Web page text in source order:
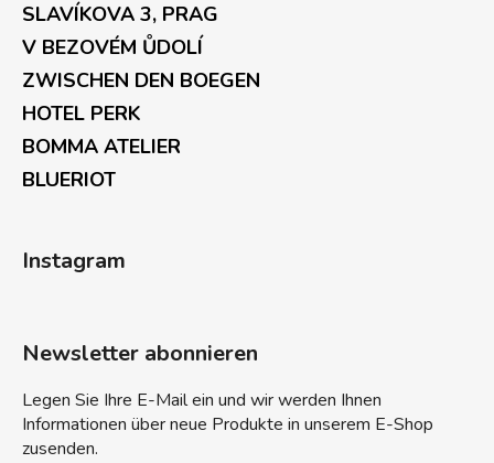
SLAVÍKOVA 3, PRAG
V BEZOVÉM ŮDOLÍ
ZWISCHEN DEN BOEGEN
HOTEL PERK
BOMMA ATELIER
BLUERIOT
Instagram
Newsletter abonnieren
Legen Sie Ihre E-Mail ein und wir werden Ihnen
Informationen über neue Produkte in unserem E-Shop
zusenden.